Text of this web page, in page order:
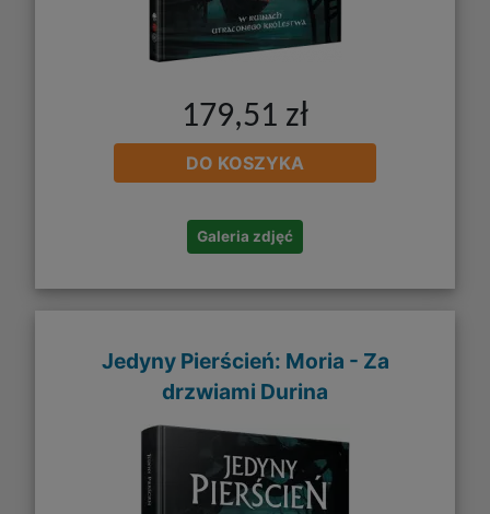
179,51 zł
DO KOSZYKA
Galeria zdjęć
Jedyny Pierścień: Moria - Za
drzwiami Durina